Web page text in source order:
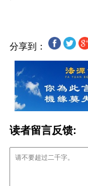
分享到：
读者留言反馈: